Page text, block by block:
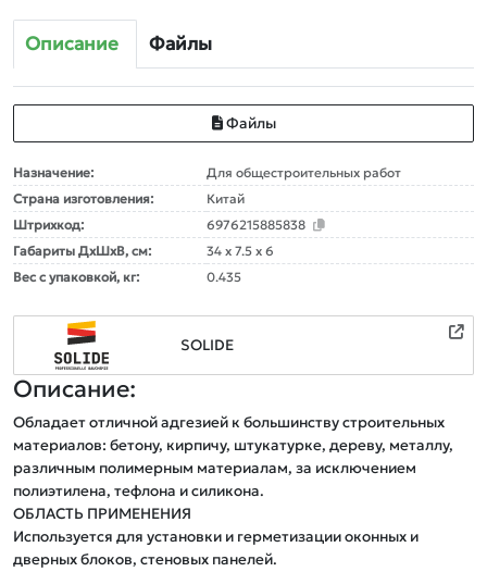
Описание Файлы
Файлы
Назначение:
Для общестроительных работ
Страна изготовления:
Китай
Штрихкод:
6976215885838
Габариты ДxШxВ, см:
34 x 7.5 x 6
Вес с упаковкой, кг:
0.435
SOLIDE
Описание:
Обладает отличной адгезией к большинству строительных
материалов: бетону, кирпичу, штукатурке, дереву, металлу,
различным полимерным материалам, за исключением
полиэтилена, тефлона и силикона.
ОБЛАСТЬ ПРИМЕНЕНИЯ
Используется для установки и герметизации оконных и
дверных блоков, стеновых панелей.